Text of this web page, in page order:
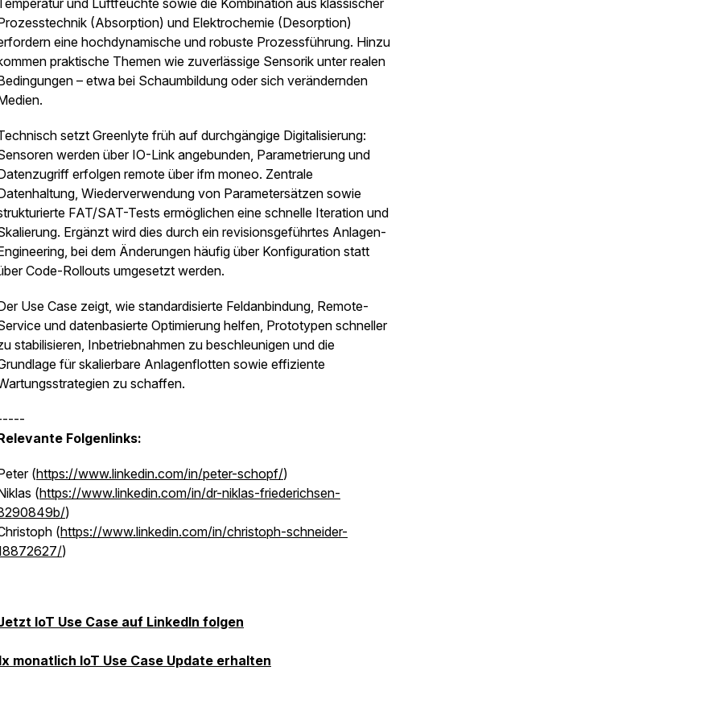
und Luftfeuchte sowie die Kombination aus klassischer
(Absorption) und Elektrochemie (Desorption)
eine hochdynamische und robuste Prozessführung. Hinzu
praktische Themen wie zuverlässige Sensorik unter realen
– etwa bei Schaumbildung oder sich verändernden
setzt Greenlyte früh auf durchgängige Digitalisierung:
werden über IO-Link angebunden, Parametrierung und
erfolgen remote über ifm moneo. Zentrale
Wiederverwendung von Parametersätzen sowie
FAT/SAT-Tests ermöglichen eine schnelle Iteration und
Ergänzt wird dies durch ein revisionsgeführtes Anlagen-
bei dem Änderungen häufig über Konfiguration statt
Code-Rollouts umgesetzt werden.
Use Case zeigt, wie standardisierte Feldanbindung, Remote-
und datenbasierte Optimierung helfen, Prototypen schneller
stabilisieren, Inbetriebnahmen zu beschleunigen und die
für skalierbare Anlagenflotten sowie effiziente
zu schaffen.
Folgenlinks:
(https://www.linkedin.com/in/peter-schopf/)
(https://www.linkedin.com/in/dr-niklas-friederichsen-
)
(https://www.linkedin.com/in/christoph-schneider-
)
IoT Use Case auf LinkedIn folgen
monatlich IoT Use Case Update erhalten